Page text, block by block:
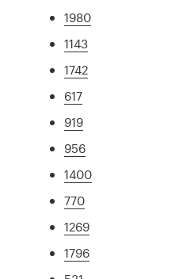
1980
1143
1742
617
919
956
1400
770
1269
1796